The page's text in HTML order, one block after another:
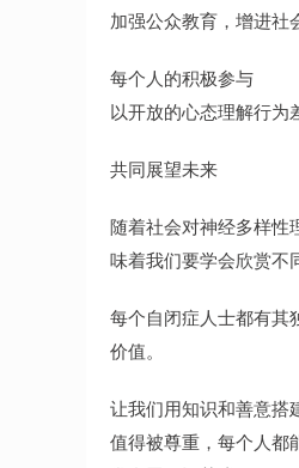
加强公众教育，增进社
每个人的积极参与
以开放的心态理解行为
共同展望未来
随着社会对神经多样性
味着我们要学会欣赏不
每个自闭症人士都有其
价值。
让我们用知识和善意搭
值得被尊重，每个人都